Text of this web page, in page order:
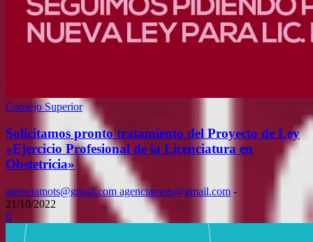
Consejo Superior
Solicitamos pronto tratamiento del Proyecto de Ley
«Ejercicio Profesional de la Licenciatura en
Obstetricia»
agenciamots@gmail.com agenciamots@gmail.com -
21/10/2022
0